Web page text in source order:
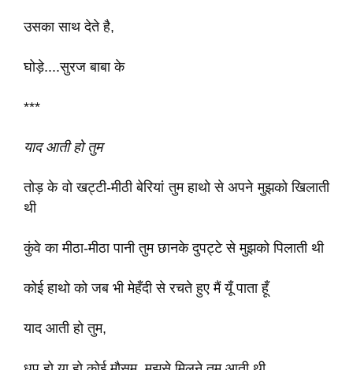
उसका साथ देते है,
घोड़े....सुरज बाबा के
***
याद आती हो तुम
तोड़ के वो खट्टी-मीठी बेरियां तुम हाथो से अपने मुझको खिलाती
थी
कुंवे का मीठा-मीठा पानी तुम छानके दुपट्टे से मुझको पिलाती थी
कोई हाथो को जब भी मेहँदी से रचते हुए मैं यूँ पाता हूँ
याद आती हो तुम,